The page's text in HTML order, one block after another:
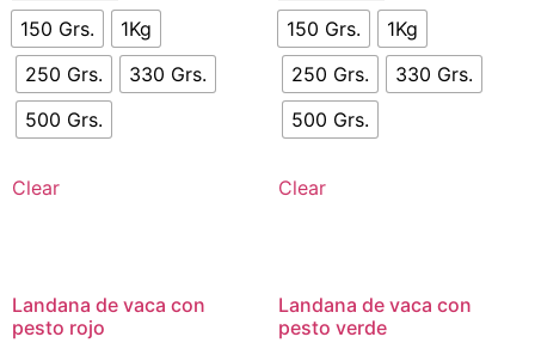
150 Grs.
1Kg
250 Grs.
330 Grs.
500 Grs.
Clear
150 Grs.
1Kg
250 Grs.
330 Grs.
500 Grs.
Clear
Landana de vaca con
pesto rojo
Landana de vaca con
pesto verde